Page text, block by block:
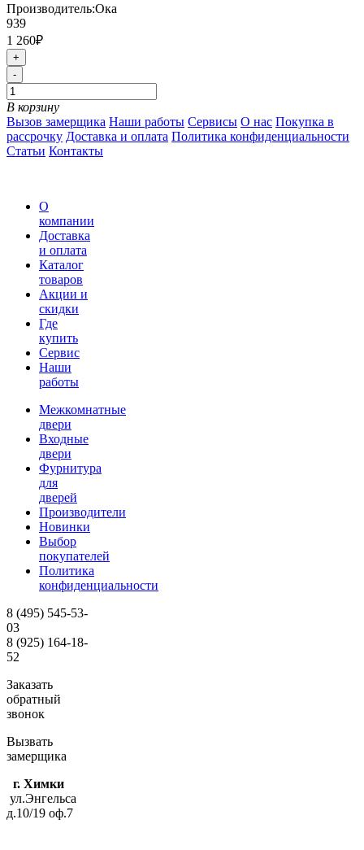
Производитель:Ока
939
1 260₽
+
-
В корзину
Вызов замерщика Наши работы Сервисы О нас Покупка в
рассрочку Доставка и оплата Политика конфиденциальности
Статьи Контакты
О
компании
Доставка
и оплата
Каталог
товаров
Акции и
скидки
Где
купить
Сервис
Наши
работы
Межкомнатные
двери
Входные
двери
Фурнитура
для
дверей
Производители
Новинки
Выбор
покупателей
Политика
конфиденциальности
8 (495) 545-53-
03
8 (925) 164-18-
52
Заказать
обратный
звонок
Вызвать
замерщика
г. Химки
ул.Энгельса
д.10/19 оф.7